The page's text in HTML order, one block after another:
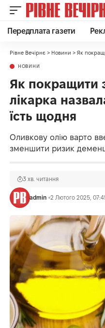
Передплата газети
Рівне Вечірнє > Новини > Як покращити
НОВИНИ
Як покращити
лікарка
їсть щодня
Оливкову олію варто
зменшити ризик
admin 2 Лютого 2025,
3 хв. читання